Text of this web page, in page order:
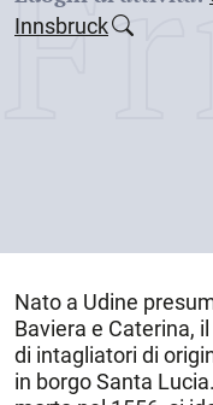
Innsbruck
Nato a Udine
Baviera e Caterina,
di intagliatori di
in borgo Santa